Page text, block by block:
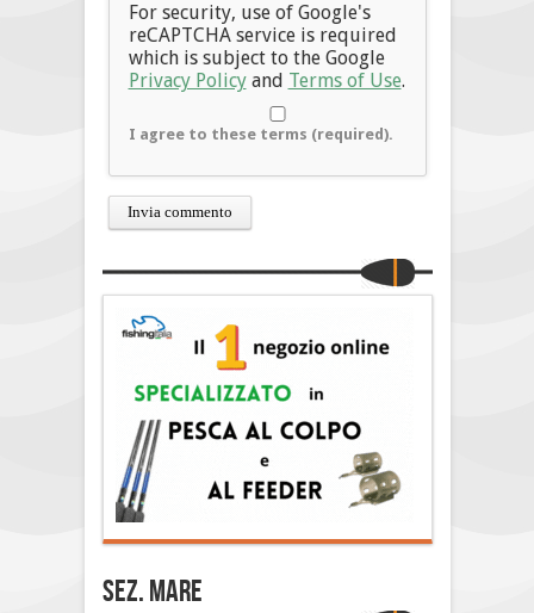
For security, use of Google's
reCAPTCHA service is required
which is subject to the Google
Privacy Policyand Terms of Use.
I agree to these terms (required).
Sez. Mare